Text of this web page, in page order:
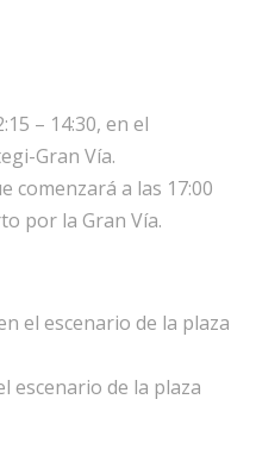
– 14:30, en el
Gran Vía.
comenzará a las 17:00
por la Gran Vía.
el escenario de la plaza
escenario de la plaza